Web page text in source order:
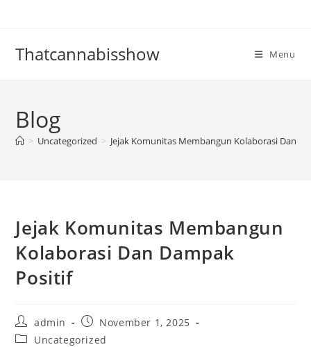
Thatcannabisshow Menu
Blog
> Uncategorized > Jejak Komunitas Membangun Kolaborasi Dan
Jejak Komunitas Membangun
Kolaborasi Dan Dampak
Positif
Post
author:
admin
Post
published:
November 1, 2025
PostUncategorized